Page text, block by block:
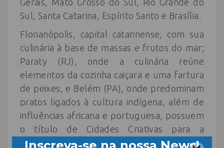
Gerais, Mato Grosso do Sul, Rio Grande do
Sul, Santa Catarina, Espírito Santo e Brasília.
Florianópolis, capital catarinense, com sua
culinária à base de massas e frutos do mar;
Paraty (RJ), onde a culinária reúne
elementos da cozinha caiçara e uma fartura
de peixes, e Belém (PA), onde predominam
pratos ligados à cultura indígena, além de
influências africana e portuguesa, possuem
o título de Cidades Criativas para a
Gastronomia, concedido pela Unesco.